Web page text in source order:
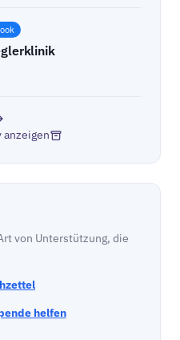
anzeigen
von Unterstützung, die
helfen